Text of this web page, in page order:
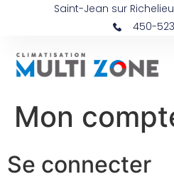
Saint-Jean sur
450-
Mon
Se connecter